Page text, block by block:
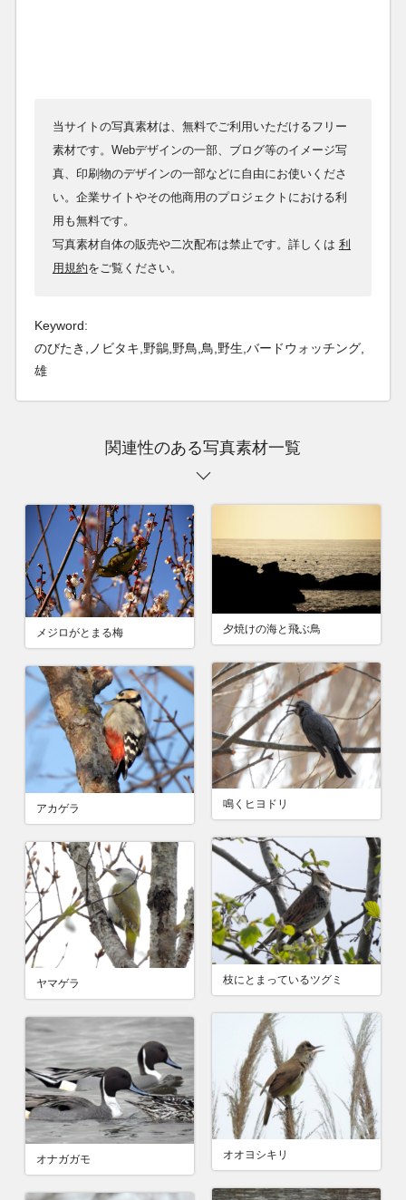
当サイトの写真素材は、無料でご利用いただけるフリー
素材です。Webデザインの一部、ブログ等のイメージ写
真、印刷物のデザインの一部などに自由にお使いくださ
い。企業サイトやその他商用のプロジェクトにおける利
用も無料です。
写真素材自体の販売や二次配布は禁止です。詳しくは 利
用規約をご覧ください。
Keyword:
のびたき,ノビタキ,野鶲,野鳥,鳥,野生,バードウォッチング,
雄
関連性のある写真素材一覧
メジロがとまる梅 夕焼けの海と飛ぶ鳥
鳴くヒヨドリ
アカゲラ
枝にとまっているツグミ
ヤマゲラ
オオヨシキリ
オナガガモ